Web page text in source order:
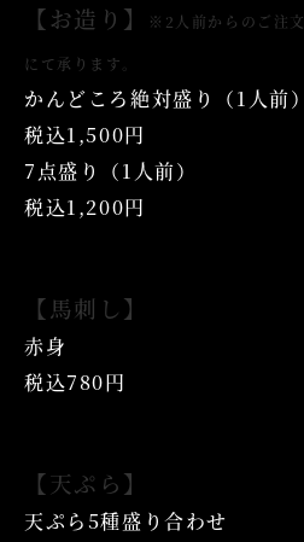
【お造り】 ※2人前からのご注文
にて承ります。
かんどころ絶対盛り（1人前）
税込1,500円
7点盛り（1人前）
税込1,200円
【馬刺し】
赤身
税込780円
【天ぷら】
天ぷら5種盛り合わせ